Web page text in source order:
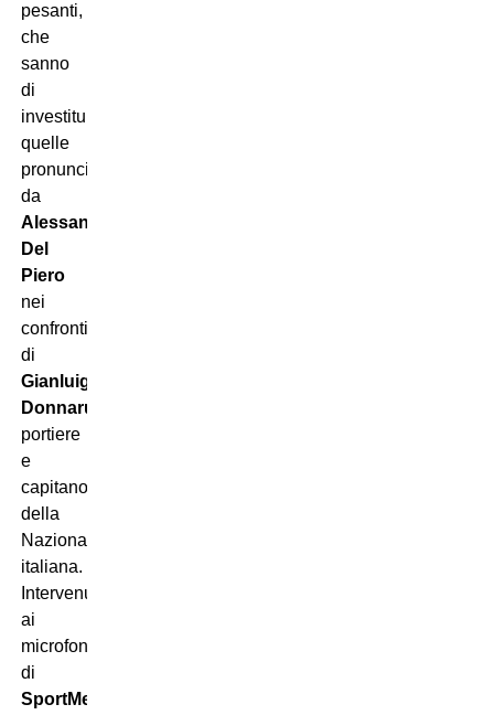
pesanti,
che
sanno
di
investitura,
quelle
pronunciate
da
Alessandro
Del
Piero
nei
confronti
di
Gianluigi
Donnarumma
portiere
e
capitano
della
Nazionale
italiana.
Intervenuto
ai
microfoni
di
SportMediaset